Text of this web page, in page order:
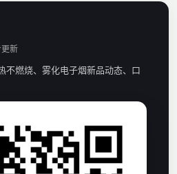
更新
不燃烧、雾化电子烟新品动态、口